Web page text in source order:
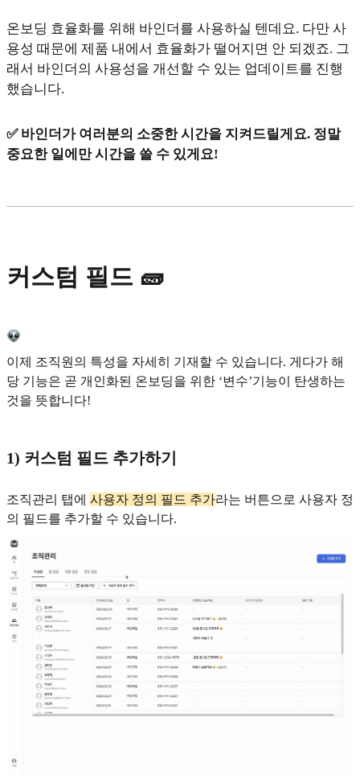
온보딩 효율화를 위해 바인더를 사용하실 텐데요. 다만 사
용성 때문에 제품 내에서 효율화가 떨어지면 안 되겠죠. 그
래서 바인더의 사용성을 개선할 수 있는 업데이트를 진행
했습니다.
✅ 바인더가 여러분의 소중한 시간을 지켜드릴게요. 정말
중요한 일에만 시간을 쓸 수 있게요!
커스텀 필드 🧱
이제 조직원의 특성을 자세히 기재할 수 있습니다. 게다가 해
당 기능은 곧 개인화된 온보딩을 위한 ‘변수’기능이 탄생하는
것을 뜻합니다!
1) 커스텀 필드 추가하기
조직관리 탭에 사용자 정의 필드 추가라는 버튼으로 사용자 정
의 필드를 추가할 수 있습니다.